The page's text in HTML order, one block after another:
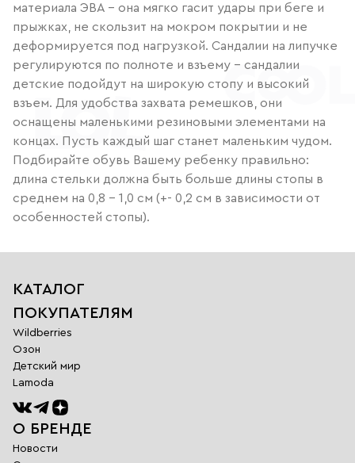
материала ЭВА – она мягко гасит удары при беге и
прыжках, не скользит на мокром покрытии и не
деформируется под нагрузкой. Сандалии на липучке
регулируются по полноте и взъему – сандалии
детские подойдут на широкую стопу и высокий
взъем. Для удобства захвата ремешков, они
оснащены маленькими резиновыми элементами на
концах. Пусть каждый шаг станет маленьким чудом.
Подбирайте обувь Вашему ребенку правильно:
длина стельки должна быть больше длины стопы в
среднем на 0,8 – 1,0 см (+- 0,2 см в зависимости от
особенностей стопы).
КАТАЛОГ
ПОКУПАТЕЛЯМ
Wildberries
Озон
Детский мир
Lamoda
О БРЕНДЕ
Новости